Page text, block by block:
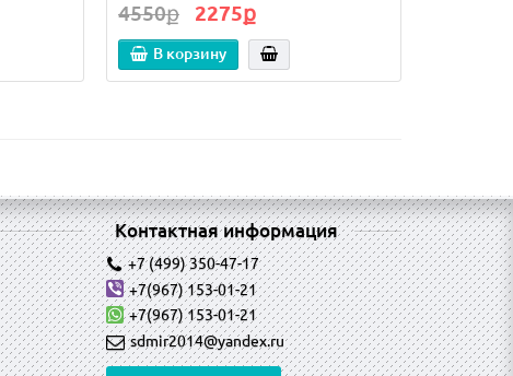
4550ք 2275ք
В корзину
Контактная информация
+7 (499) 350-47-17
+7(967) 153-01-21
+7(967) 153-01-21
sdmir2014@yandex.ru